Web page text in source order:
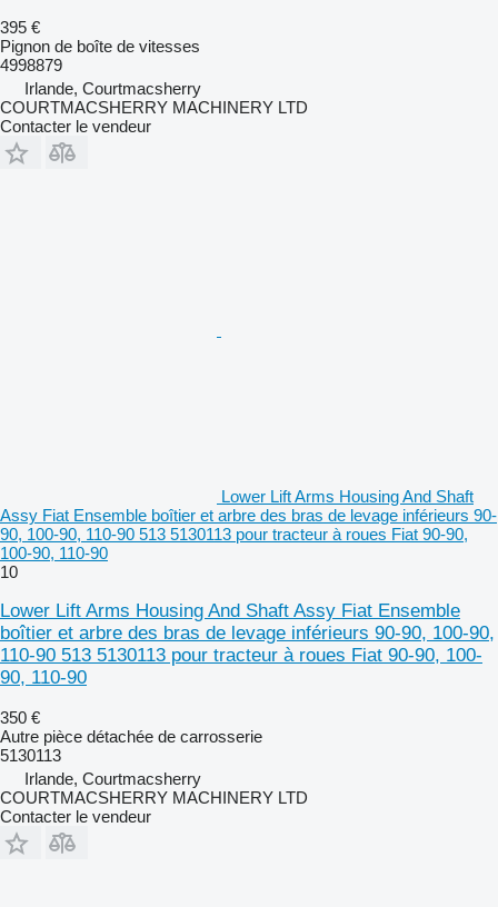
395 €
Pignon de boîte de vitesses
4998879
Irlande, Courtmacsherry
COURTMACSHERRY MACHINERY LTD
Contacter le vendeur
Lower Lift Arms Housing And Shaft
Assy Fiat Ensemble boîtier et arbre des bras de levage inférieurs 90-
90, 100-90, 110-90 513 5130113 pour tracteur à roues Fiat 90-90,
100-90, 110-90
10
Lower Lift Arms Housing And Shaft Assy Fiat Ensemble
boîtier et arbre des bras de levage inférieurs 90-90, 100-90,
110-90 513 5130113 pour tracteur à roues Fiat 90-90, 100-
90, 110-90
350 €
Autre pièce détachée de carrosserie
5130113
Irlande, Courtmacsherry
COURTMACSHERRY MACHINERY LTD
Contacter le vendeur